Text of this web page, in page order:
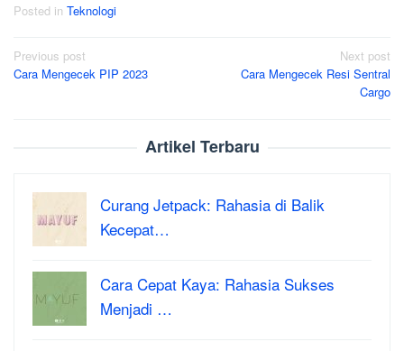
Posted in Teknologi
Post
navigation
Previous post
Cara Mengecek PIP 2023
Next post
Cara Mengecek Resi Sentral
Cargo
Artikel Terbaru
Curang Jetpack: Rahasia di Balik
Kecepat…
Cara Cepat Kaya: Rahasia Sukses
Menjadi …